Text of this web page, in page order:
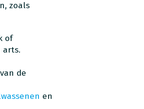
zoals
of
arts.
de
en